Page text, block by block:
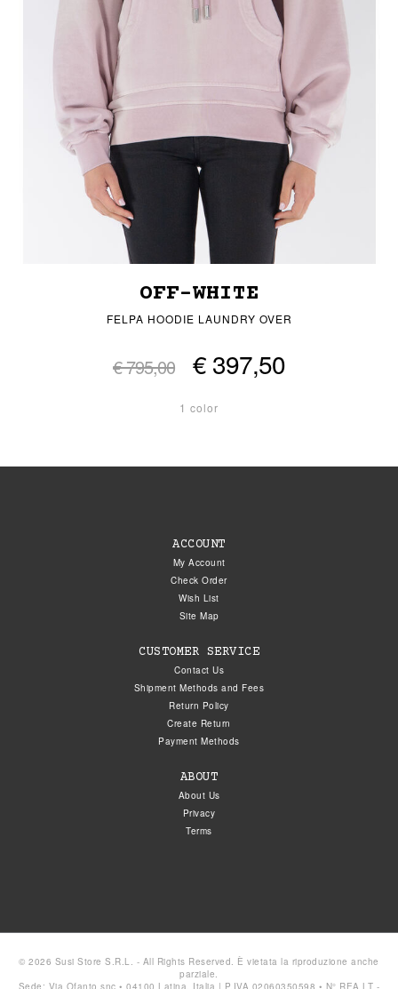
OFF-WHITE
FELPA HOODIE LAUNDRY OVER
€ 795,00 € 397,50
1 color
ACCOUNT
My Account
Check Order
Wish List
Site Map
CUSTOMER SERVICE
Contact Us
Shipment Methods and Fees
Return Policy
Create Return
Payment Methods
ABOUT
About Us
Privacy
Terms
© 2026 Susi Store S.R.L. - All Rights Reserved. È vietata la riproduzione anche
parziale.